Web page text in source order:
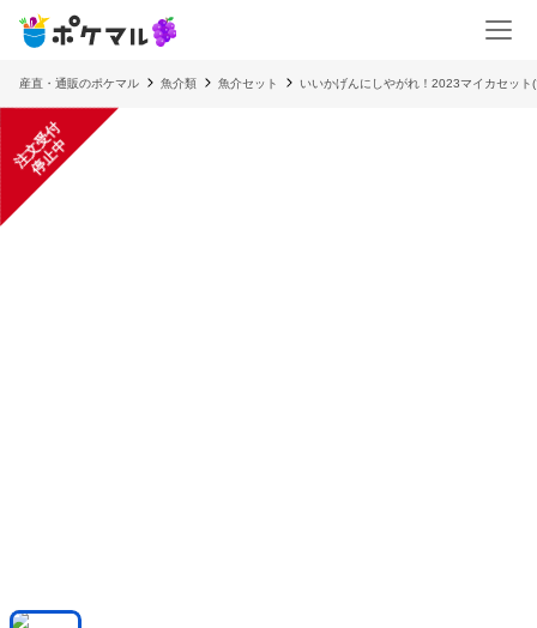
産直・通販のポケマル 魚介類 魚介セット いいかげんにしやがれ！2023マイカセッ
注
文
受
付
停
止
中